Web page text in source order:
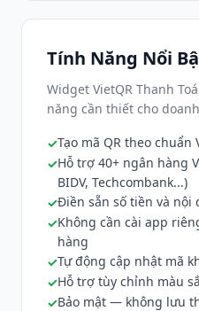
Tính Năng Nổi
Widget VietQR Thanh
năng cần thiết cho
Tạo mã QR theo chuẩn
Hỗ trợ 40+ ngân hàng
BIDV, Techcombank...)
Điền sẵn số tiền và nội
Không cần cài app
hàng
Tự động cập nhật mã
Hỗ trợ tùy chỉnh màu
Bảo mật — không lưu